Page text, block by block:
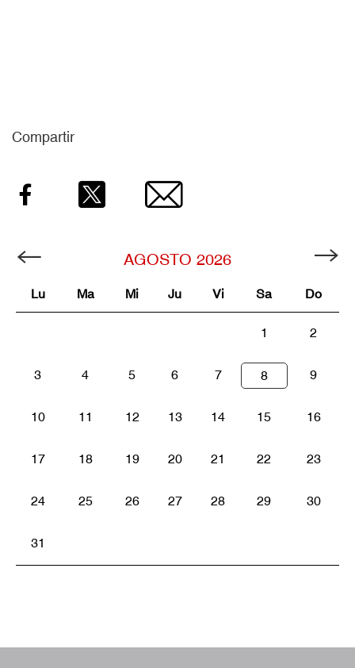
Compartir
Facebook Twitter Email
AGOSTO 2026
Lu Ma Mi Ju Vi Sa Do
1 2
3 4 5 6 7 8 9
10 11 12 13 14 15 16
17 18 19 20 21 22 23
24 25 26 27 28 29 30
31